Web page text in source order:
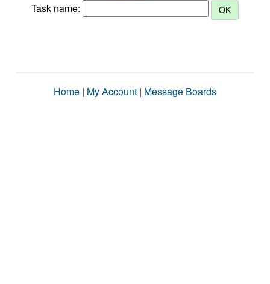
Task name:
Home | My Account | Message Boards